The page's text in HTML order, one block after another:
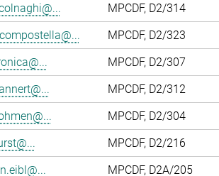
MPCDF, D2/314
MPCDF, D2/323
MPCDF, D2/307
MPCDF, D2/312
MPCDF, D2/304
MPCDF, D2/216
MPCDF, D2A/205